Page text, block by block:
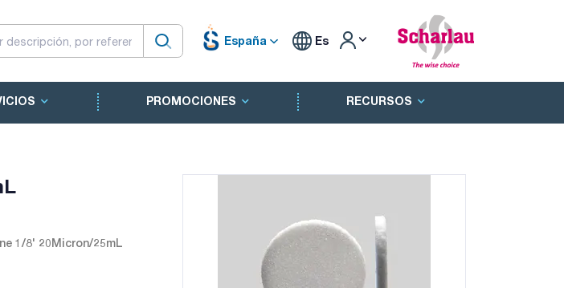
España Es
PROMOCIONES RECURSOS
1/8' 20Micron/25mL